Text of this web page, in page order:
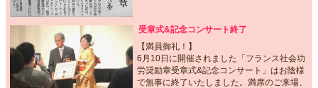
受章式&記念コンサート終了
【満員御礼！】
6月10日に開催されました「フランス社会功
労奨励章受章式&記念コンサート」はお陰様
で無事に終了いたしました。満席のご来場、